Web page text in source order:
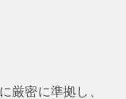
厳密に準拠し、